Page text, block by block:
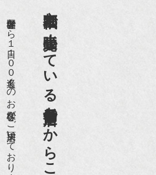
京都祇園で小売販売している
世界各国から１日１００名近くのお客様がご来店頂いております。